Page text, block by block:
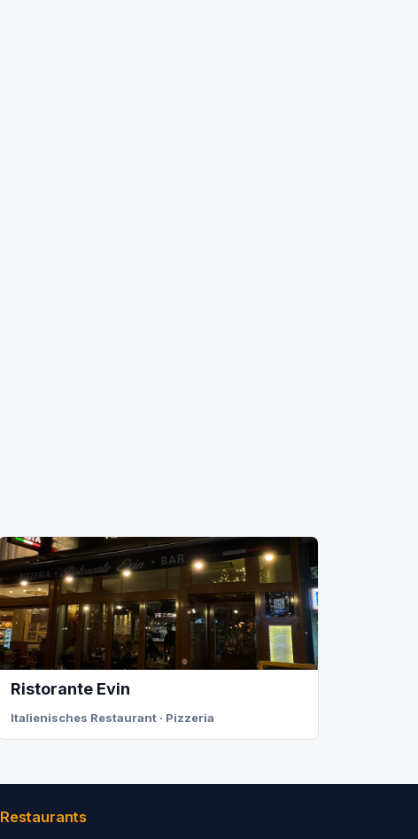
Ristorante Evin
Italienisches Restaurant · Pizzeria
Restaurants